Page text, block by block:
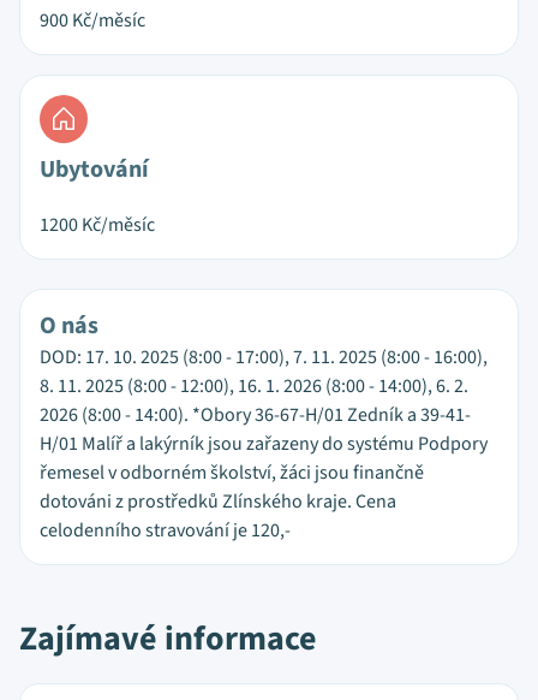
900Kč/měsíc
Ubytování
1200Kč/měsíc
O nás
DOD: 17. 10. 2025 (8:00 - 17:00), 7. 11. 2025 (8:00 - 16:00),
8. 11. 2025 (8:00 - 12:00), 16. 1. 2026 (8:00 - 14:00), 6. 2.
2026 (8:00 - 14:00). *Obory 36-67-H/01 Zedník a 39-41-
H/01 Malíř a lakýrník jsou zařazeny do systému Podpory
řemesel v odborném školství, žáci jsou finančně
dotováni z prostředků Zlínského kraje. Cena
celodenního stravování je 120,-
Zajímavé informace